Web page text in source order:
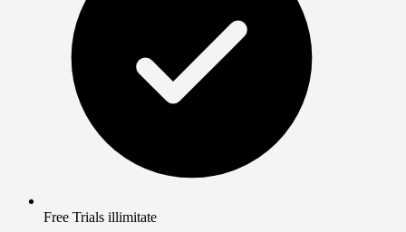
Free Trials illimitate